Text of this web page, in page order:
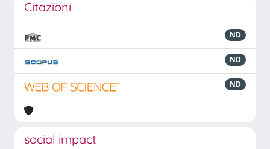
Citazioni
ND
ND
ND
social impact